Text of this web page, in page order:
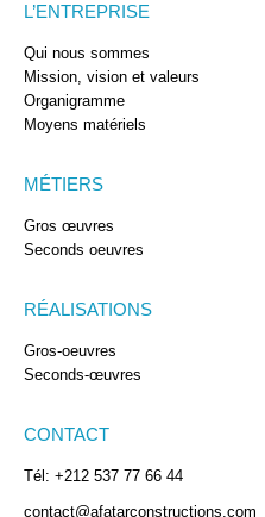
L’ENTREPRISE
Qui nous sommes
Mission, vision et valeurs
Organigramme
Moyens matériels
MÉTIERS
Gros œuvres
Seconds oeuvres
RÉALISATIONS
Gros-oeuvres
Seconds-œuvres
CONTACT
Tél: +212 537 77 66 44
contact@afatarconstructions.com